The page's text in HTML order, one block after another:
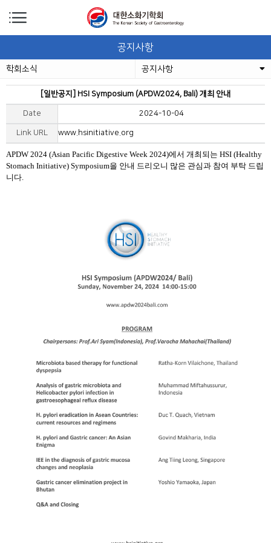
공지사항
학회소식 공지사항
[일반공지] HSI Symposium (APDW2024, Bali) 개최 안내
Date 2024-10-04
Link URL www.hsinitiative.org
APDW 2024 (Asian Pacific Digestive Week 2024)에서 개최되는 HSI (Healthy
Stomach Initiative) Symposium을 안내 드리오니 많은 관심과 참여 부탁 드립
니다.